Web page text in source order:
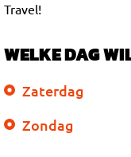
Travel!
WELKE DAG
Zaterdag
Zondag